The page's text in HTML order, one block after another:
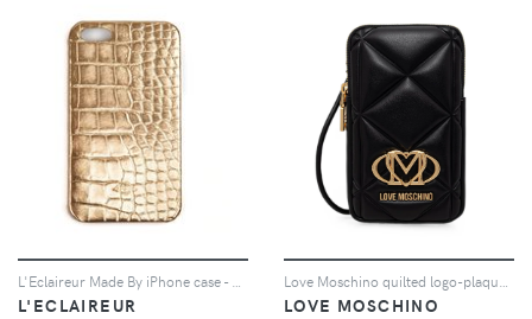
L'ECLAIREUR
LOVE MOSCHINO